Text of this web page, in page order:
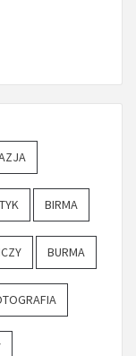
BIRMA
BURMA